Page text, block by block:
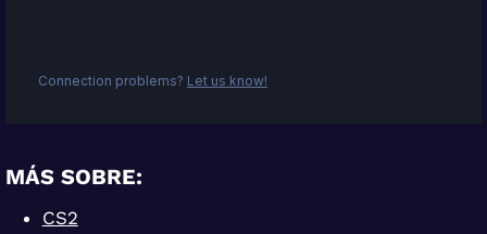
MÁS SOBRE:
CS2